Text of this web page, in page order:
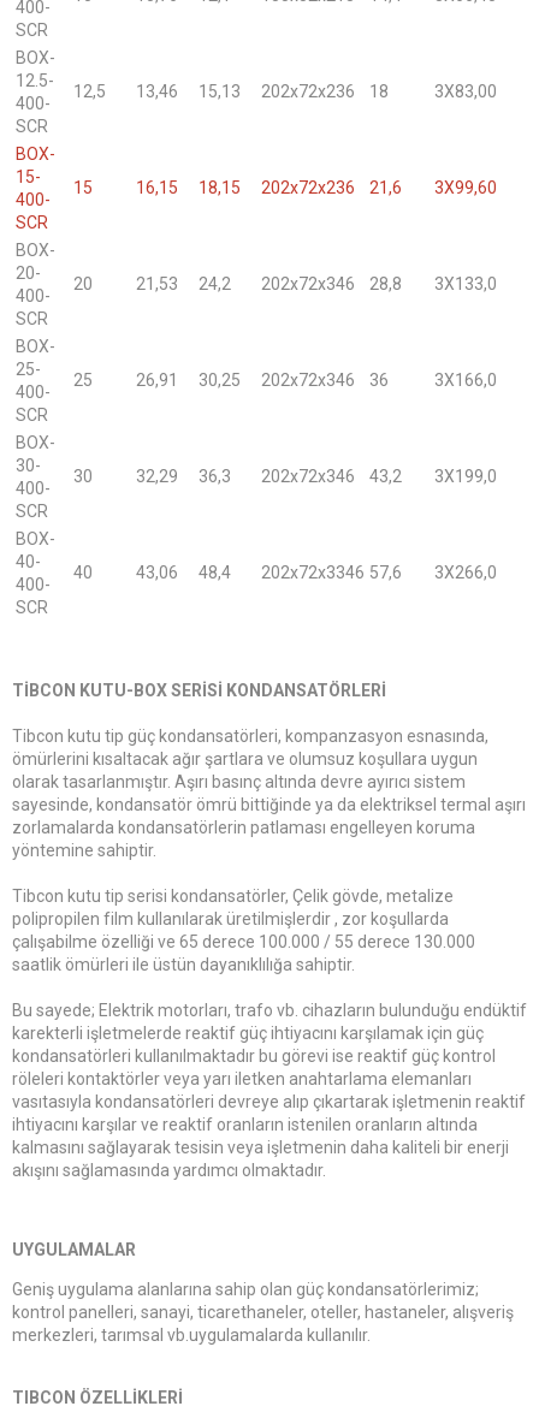
400-
SCR
BOX-
12.5-
400-
SCR
12,5 13,46 15,13 202x72x236 18 3X83,00
BOX-
15-
400-
SCR
15 16,15 18,15 202x72x236 21,6 3X99,60
BOX-
20-
400-
SCR
20 21,53 24,2 202x72x346 28,8 3X133,0
BOX-
25-
400-
SCR
25 26,91 30,25 202x72x346 36 3X166,0
BOX-
30-
400-
SCR
30 32,29 36,3 202x72x346 43,2 3X199,0
BOX-
40-
400-
SCR
40 43,06 48,4 202x72x3346 57,6 3X266,0
TİBCON KUTU-BOX SERİSİ KONDANSATÖRLERİ
Tibcon kutu tip güç kondansatörleri, kompanzasyon esnasında,
ömürlerini kısaltacak ağır şartlara ve olumsuz koşullara uygun
olarak tasarlanmıştır. Aşırı basınç altında devre ayırıcı sistem
sayesinde, kondansatör ömrü bittiğinde ya da elektriksel termal aşırı
zorlamalarda kondansatörlerin patlaması engelleyen koruma
yöntemine sahiptir.
Tibcon kutu tip serisi kondansatörler, Çelik gövde, metalize
polipropilen film kullanılarak üretilmişlerdir , zor koşullarda
çalışabilme özelliği ve 65 derece 100.000 / 55 derece 130.000
saatlik ömürleri ile üstün dayanıklılığa sahiptir.
Bu sayede; Elektrik motorları, trafo vb. cihazların bulunduğu endüktif
karekterli işletmelerde reaktif güç ihtiyacını karşılamak için güç
kondansatörleri kullanılmaktadır bu görevi ise reaktif güç kontrol
röleleri kontaktörler veya yarı iletken anahtarlama elemanları
vasıtasıyla kondansatörleri devreye alıp çıkartarak işletmenin reaktif
ihtiyacını karşılar ve reaktif oranların istenilen oranların altında
kalmasını sağlayarak tesisin veya işletmenin daha kaliteli bir enerji
akışını sağlamasında yardımcı olmaktadır.
UYGULAMALAR
Geniş uygulama alanlarına sahip olan güç kondansatörlerimiz;
kontrol panelleri, sanayi, ticarethaneler, oteller, hastaneler, alışveriş
merkezleri, tarımsal vb.uygulamalarda kullanılır.
TIBCON ÖZELLİKLERİ